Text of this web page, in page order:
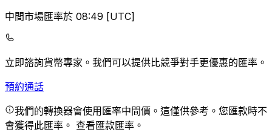
中間市場匯率於 08:49 [UTC]
立即諮詢貨幣專家。 我們可以提供比競爭對手更優惠的匯率。
預約通話
我們的轉換器會使用匯率中間價。這僅供參考。您匯款時不
會獲得此匯率。 查看匯款匯率。